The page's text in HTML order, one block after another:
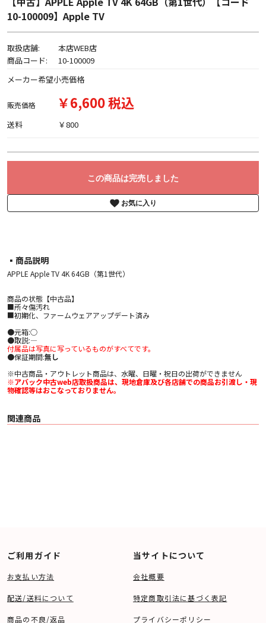
10-100009】Apple TV
取扱店舗:
本店WEB店
商品コード:
10-100009
メーカー希望小売価格
販売価格 ￥6,600 税込
送料 ￥800
この商品は完売しました
お気に入り
▪︎商品説明
APPLE Apple TV 4K 64GB（第1世代）
商品の状態【中古品】
■所々傷汚れ
■初期化、ファームウェアアップデート済み
●元箱:○
●取説:―
付属品は写真に写っているものがすべてです。
●保証期間:無し
※中古商品・アウトレット商品は、水曜、日曜・祝日の出荷ができません
※アバック中古web店取扱商品は、現地倉庫及び各店舗での商品お引渡し・現
物確認等はおこなっておりません。
関連商品
ご利用ガイド
お支払い方法
配送/送料について
商品の不良/返品
当サイトについて
会社概要
特定商取引法に基づく表記
プライバシーポリシー